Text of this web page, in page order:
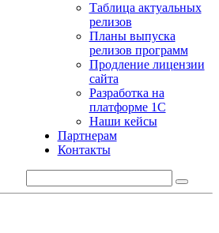
Таблица актуальных
релизов
Планы выпуска
релизов программ
Продление лицензии
сайта
Разработка на
платформе 1С
Наши кейсы
Партнерам
Контакты